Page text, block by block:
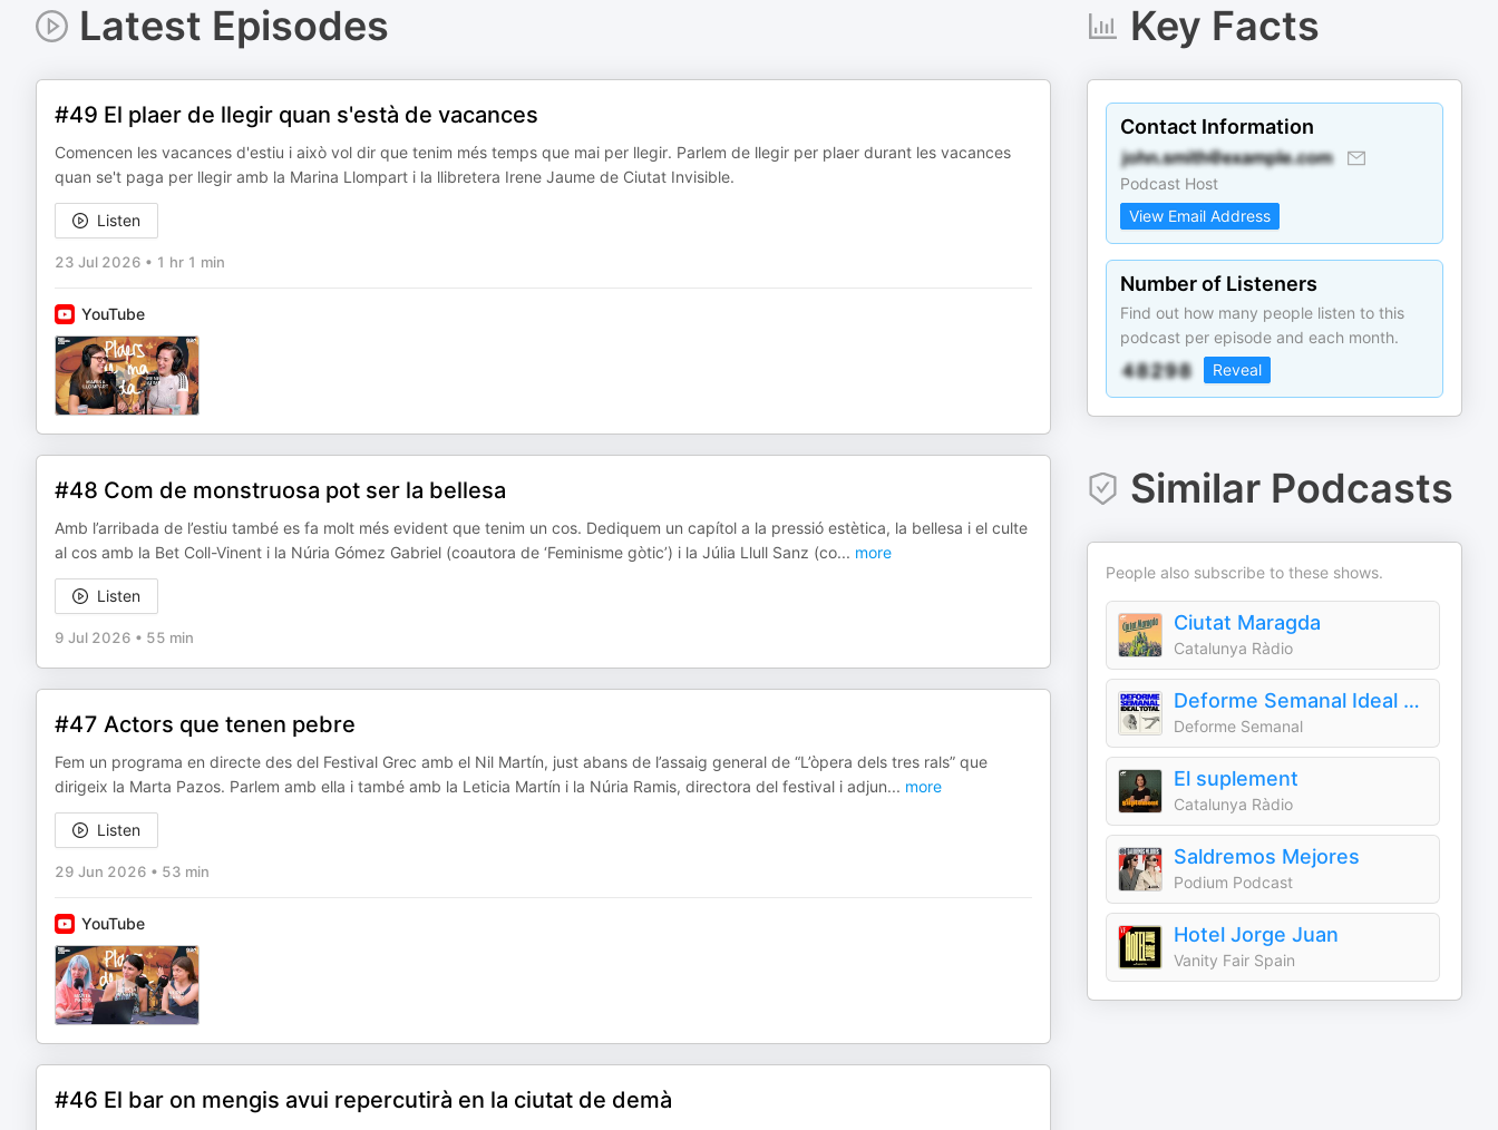
Latest Episodes
#49 El plaer de llegir quan s'està de vacances
Comencen les vacances d'estiu i això vol dir que tenim més temps que mai per llegir. Parlem de llegir per plaer durant les vacances
quan se't paga per llegir amb la Marina Llompart i la llibretera Irene Jaume de Ciutat Invisible.
Listen
23 Jul 2026 • 1 hr 1 min
YouTube
#48 Com de monstruosa pot ser la bellesa
Amb l’arribada de l’estiu també es fa molt més evident que tenim un cos. Dediquem un capítol a la pressió estètica, la bellesa i el culte
al cos amb la Bet Coll-Vinent i la Núria Gómez Gabriel (coautora de ‘Feminisme gòtic’) i la Júlia Llull Sanz (co... more
Listen
9 Jul 2026 • 55 min
#47 Actors que tenen pebre
Fem un programa en directe des del Festival Grec amb el Nil Martín, just abans de l’assaig general de “L’òpera dels tres rals” que
dirigeix la Marta Pazos. Parlem amb ella i també amb la Leticia Martín i la Núria Ramis, directora del festival i adjun... more
Listen
29 Jun 2026 • 53 min
YouTube
#46 El bar on mengis avui repercutirà en la ciutat de demà
Key Facts
Contact Information
Podcast Host
View Email Address
Number of Listeners
Find out how many people listen to this
podcast per episode and each month.
Reveal
Similar Podcasts
People also subscribe to these shows.
Ciutat Maragda
Catalunya Ràdio
Deforme Semanal Ideal Total
Deforme Semanal
El suplement
Catalunya Ràdio
Saldremos Mejores
Podium Podcast
Hotel Jorge Juan
Vanity Fair Spain